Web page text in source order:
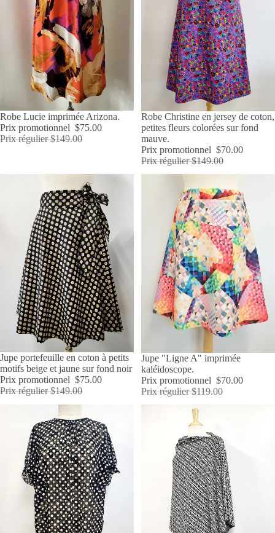
PROMOTION
Robe Lucie imprimée Arizona.
Prix promotionnel $75.00
Prix régulier$149.00
PROMOTION
Robe Christine en jersey de coton,
petites fleurs colorées sur fond
mauve.
Prix promotionnel $70.00
Prix régulier$149.00
ÉPUISÉ
Jupe portefeuille en coton à petits
motifs beige et jaune sur fond noir
Prix promotionnel $75.00
Prix régulier$149.00
PROMOTION
Jupe "Ligne A" imprimée
kaléidoscope.
Prix promotionnel $70.00
Prix régulier$119.00